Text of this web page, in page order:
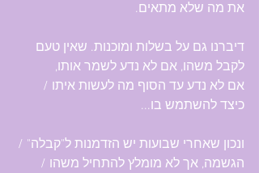
את מה שלא מתאים.
דיברנו גם על בשלות ומוכנות. שאין טעם
לקבל משהו, אם לא נדע לשמר אותו,
אם לא נדע עד הסוף מה לעשות איתו /
כיצד להשתמש בו...
ונכון שאחרי שבועות יש הזדמנות ל"קבלה" /
הגשמה, אך לא מומלץ להתחיל משהו /